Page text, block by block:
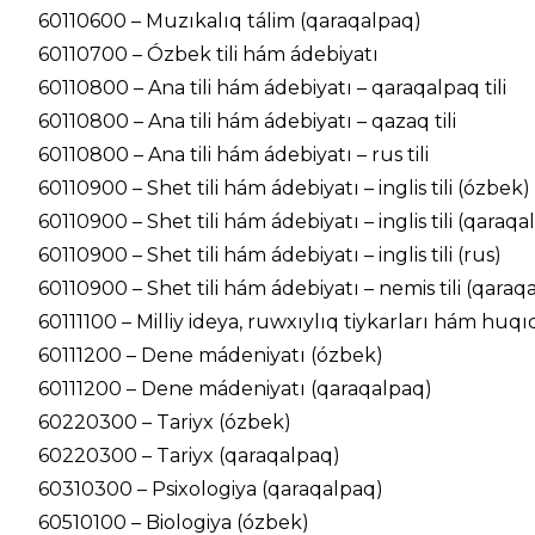
60110600 – Muzıkalıq tálim (qaraqalpaq)
60110700 – Ózbek tili hám ádebiyatı
60110800 – Ana tili hám ádebiyatı – qaraqalpaq tili
60110800 – Ana tili hám ádebiyatı – qazaq tili
60110800 – Ana tili hám ádebiyatı – rus tili
60110900 – Shet tili hám ádebiyatı – inglis tili (ózbek)
60110900 – Shet tili hám ádebiyatı – inglis tili
60110900 – Shet tili hám ádebiyatı – inglis tili (rus)
60110900 – Shet tili hám ádebiyatı – nemis tili
60111100 – Milliy ideya, ruwxıylıq tiykarları hám
60111200 – Dene mádeniyatı (ózbek)
60111200 – Dene mádeniyatı (qaraqalpaq)
60220300 – Tariyx (ózbek)
60220300 – Tariyx (qaraqalpaq)
60310300 – Psixologiya (qaraqalpaq)
60510100 – Biologiya (ózbek)